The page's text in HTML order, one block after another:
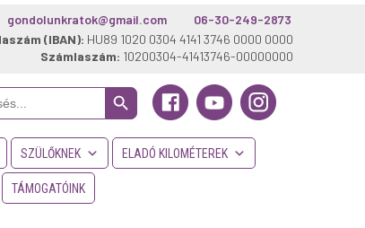
06-30-249-2873
gondolunkratok@gmail.com
(IBAN): HU89 1020 0304 4141 3746 0000 0000
Számlaszám: 10200304-41413746-00000000
Search Button
SZÜLŐKNEK ELADÓ KILOMÉTEREK
TÁMOGATÓINK